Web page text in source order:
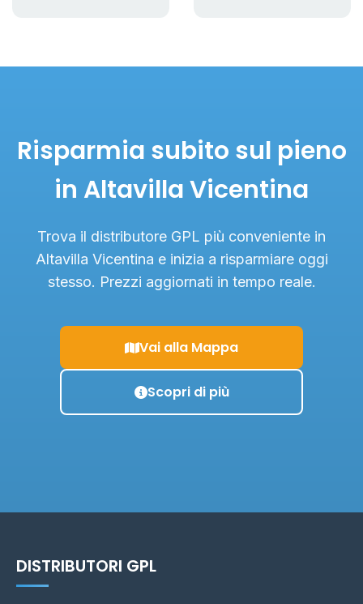
Risparmia subito sul pieno
in Altavilla Vicentina
Trova il distributore GPL più conveniente in
Altavilla Vicentina e inizia a risparmiare oggi
stesso. Prezzi aggiornati in tempo reale.
Vai alla Mappa
Scopri di più
DISTRIBUTORI GPL